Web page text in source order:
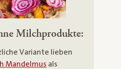
Milchprodukte:
Variante lieben
Mandelmus als